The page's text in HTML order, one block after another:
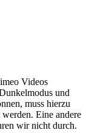
Videos
und
muss hierzu
Eine andere
wir nicht durch.